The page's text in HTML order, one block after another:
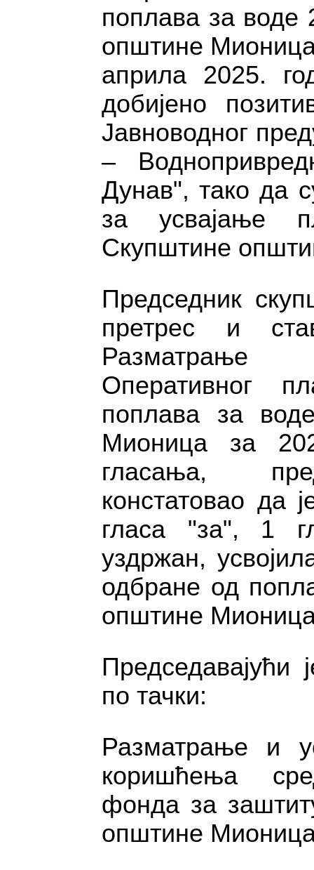
поплава за воде
општине
априла 2025.
добијено
Јавноводног
–
Дунав", тако да
за усвајање
Скупштине
Председник
претрес и
Оперативног
поплава за
Мионица за
гласања,
констатовао да
гласа "за", 1
уздржан,
одбране од
општине
Председавајући
по тачки:
Разматрање и
коришћења
фонда за
општине